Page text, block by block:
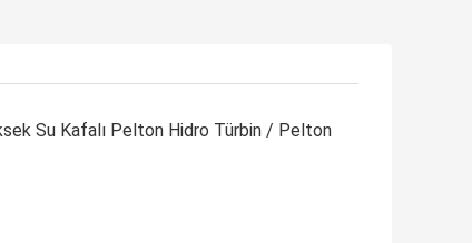
Su Kafalı Pelton Hidro Türbin / Pelton